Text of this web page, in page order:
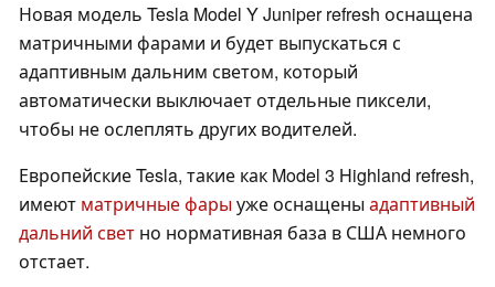
Новая модель Tesla Model Y Juniper refresh оснащена
матричными фарами и будет выпускаться с
адаптивным дальним светом, который
автоматически выключает отдельные пиксели,
чтобы не ослеплять других водителей.
Европейские Tesla, такие как Model 3 Highland refresh,
имеют матричные фары уже оснащены адаптивный
дальний свет но нормативная база в США немного
отстает.